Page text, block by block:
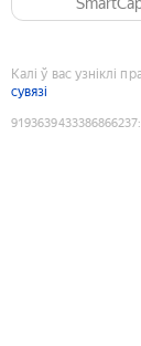
Калі ў вас узніклі
сувязі
9193639433386866237: